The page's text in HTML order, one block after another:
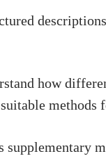
how
methods
supplementary